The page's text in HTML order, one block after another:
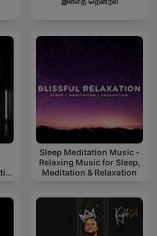
Sleep Meditation Music -
Relaxing Music for Sleep,
Meditation & Relaxation